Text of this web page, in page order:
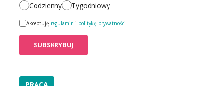
Codzienny Tygodniowy
Akceptuję regulamin i politykę prywatności
PRACA